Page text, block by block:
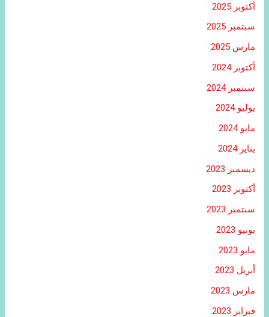
أكتوبر 2025
سبتمبر 2025
مارس 2025
أكتوبر 2024
سبتمبر 2024
يوليو 2024
مايو 2024
يناير 2024
ديسمبر 2023
أكتوبر 2023
سبتمبر 2023
يونيو 2023
مايو 2023
أبريل 2023
مارس 2023
فبراير 2023